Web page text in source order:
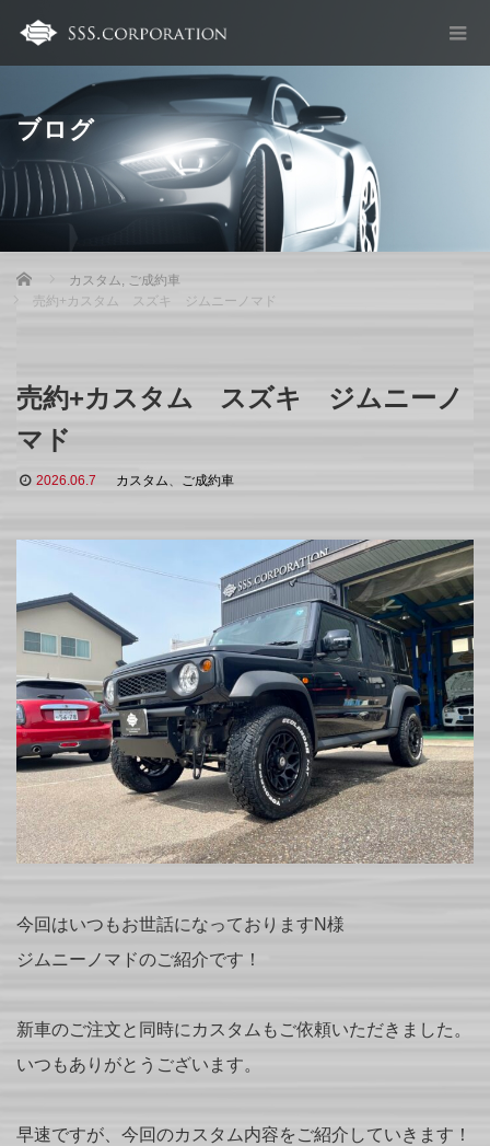
ブログ
Home カスタム, ご成約車
売約+カスタム スズキ ジムニーノマド
売約+カスタム スズキ ジムニーノ
マド
2026.06.7 カスタム、 ご成約車
今回はいつもお世話になっておりますN様
ジムニーノマドのご紹介です！
新車のご注文と同時にカスタムもご依頼いただきました。
いつもありがとうございます。
早速ですが、今回のカスタム内容をご紹介していきます！